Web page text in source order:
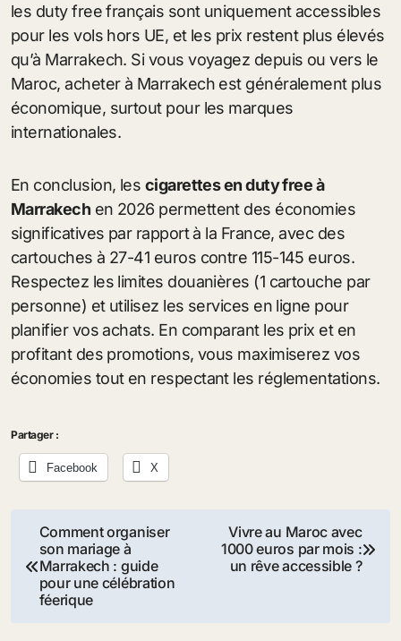
les duty free français sont uniquement accessibles
pour les vols hors UE, et les prix restent plus élevés
qu’à Marrakech. Si vous voyagez depuis ou vers le
Maroc, acheter à Marrakech est généralement plus
économique, surtout pour les marques
internationales.
En conclusion, les cigarettes en duty free à
Marrakech en 2026 permettent des économies
significatives par rapport à la France, avec des
cartouches à 27-41 euros contre 115-145 euros.
Respectez les limites douanières (1 cartouche par
personne) et utilisez les services en ligne pour
planifier vos achats. En comparant les prix et en
profitant des promotions, vous maximiserez vos
économies tout en respectant les réglementations.
Partager :
Facebook X
Navigation
de
l’article
Comment organiser
son mariage à
Marrakech : guide
pour une célébration
féerique
Vivre au Maroc avec
1000 euros par mois :
un rêve accessible ?